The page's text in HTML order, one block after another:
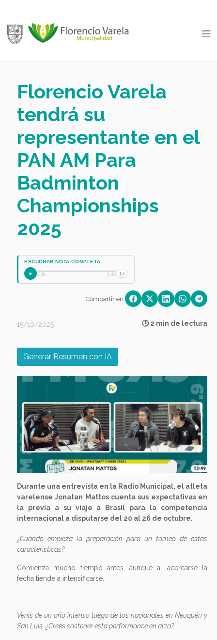
Florencio Varela
tendrá su
representante en el
PAN AM Para
Badminton
Championships
2025
ESCUCHAR NOTA COMPLETA
0:00 1:43 1×
Compartir en:
15/10/2025 🕒 2 min de lectura
Generar Resumen con IA
Previous Next
Durante una entrevista en la Radio Municipal, el atleta
varelense Jonatan Mattos cuenta sus expectativas en
la previa a su viaje a Brasil para la competencia
internacional a disputarse del 20 al 26 de octubre.
¿Cuándo empieza la preparación para un torneo de estas
características?
Comienza mucho tiempo antes, aunque al acercarse la
fecha tiende a intensificarse.
Venís de un año intenso luego de los nacionales en Neuquén y
San Luis. ¿Crees sostener esta performance en alza?